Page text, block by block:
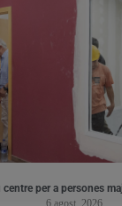
per a persones
6 agost, 2026